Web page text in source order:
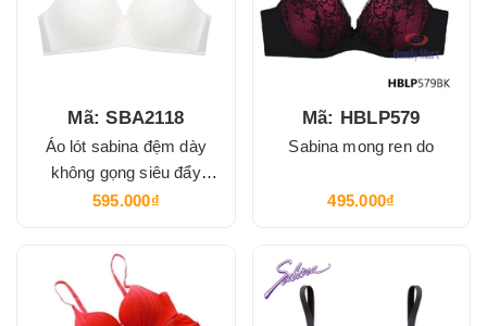
Mã: SBA2118
Áo lót sabina đệm dày
không gọng siêu đẩy
(TT380)
595.000₫
Mã: HBLP579
Sabina mong ren do
495.000₫